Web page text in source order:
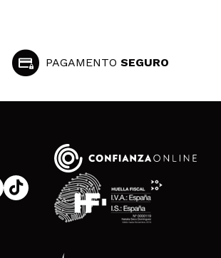
PAGAMENTOSEGURO